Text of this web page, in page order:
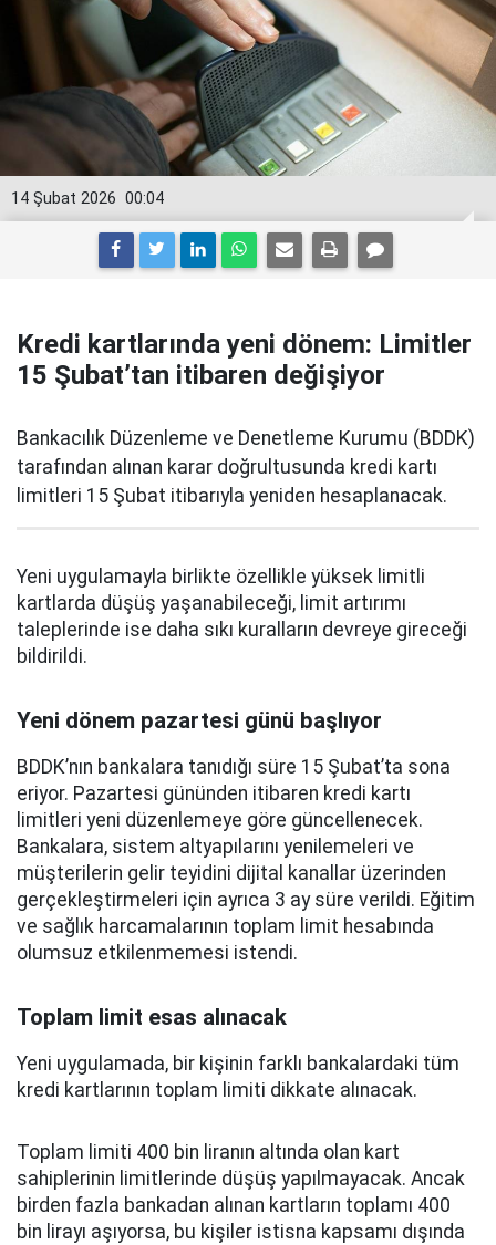
00:04
14 Şubat 2026
Kredi kartlarında yeni dönem: Limitler
15 Şubat’tan itibaren değişiyor
Bankacılık Düzenleme ve Denetleme Kurumu (BDDK)
tarafından alınan karar doğrultusunda kredi kartı
limitleri 15 Şubat itibarıyla yeniden hesaplanacak.
Yeni uygulamayla birlikte özellikle yüksek limitli
kartlarda düşüş yaşanabileceği, limit artırımı
taleplerinde ise daha sıkı kuralların devreye gireceği
bildirildi.
Yeni dönem pazartesi günü başlıyor
BDDK’nın bankalara tanıdığı süre 15 Şubat’ta sona
eriyor. Pazartesi gününden itibaren kredi kartı
limitleri yeni düzenlemeye göre güncellenecek.
Bankalara, sistem altyapılarını yenilemeleri ve
müşterilerin gelir teyidini dijital kanallar üzerinden
gerçekleştirmeleri için ayrıca 3 ay süre verildi. Eğitim
ve sağlık harcamalarının toplam limit hesabında
olumsuz etkilenmemesi istendi.
Toplam limit esas alınacak
Yeni uygulamada, bir kişinin farklı bankalardaki tüm
kredi kartlarının toplam limiti dikkate alınacak.
Toplam limiti 400 bin liranın altında olan kart
sahiplerinin limitlerinde düşüş yapılmayacak. Ancak
birden fazla bankadan alınan kartların toplamı 400
bin lirayı aşıyorsa, bu kişiler istisna kapsamı dışında